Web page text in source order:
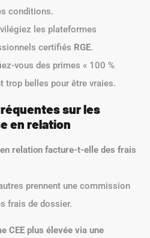
conditions.
les plateformes
certifiés RGE.
vous des primes « 100 %
trop belles pour être vraies.
sur les
en relation
relation facture-t-elle des frais
prennent une commission
frais de dossier.
CEE plus élevée via une